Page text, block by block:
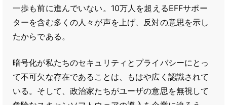
一歩も前に進んでいない。10万人を超えるEFFサポー
ターを含む多くの人々が声を上げ、反対の意思を示し
たからである。
暗号化が私たちのセキュリティとプライバシーにとっ
て不可欠な存在であることは、もはや広く認識されて
いる。そして、政治家たちがユーザの意思を無視して